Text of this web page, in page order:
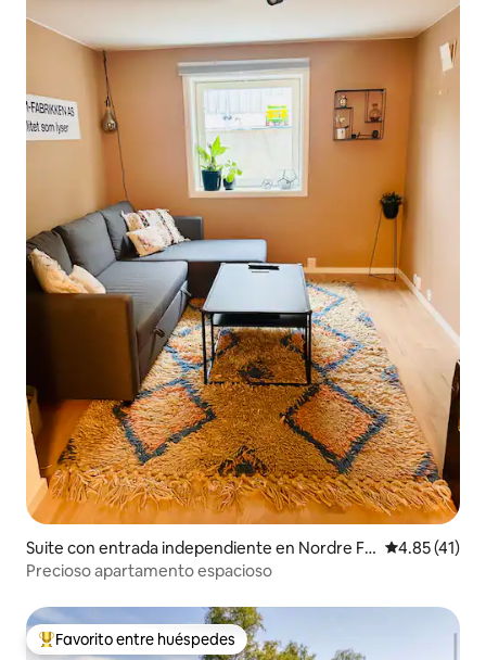
Suite con entrada independiente en Nordre Fo
llo
Calificación
4.85 (41)
Precioso apartamento espacioso
De los mejores en Favorito entre huéspedes
Favorito entre huéspedes